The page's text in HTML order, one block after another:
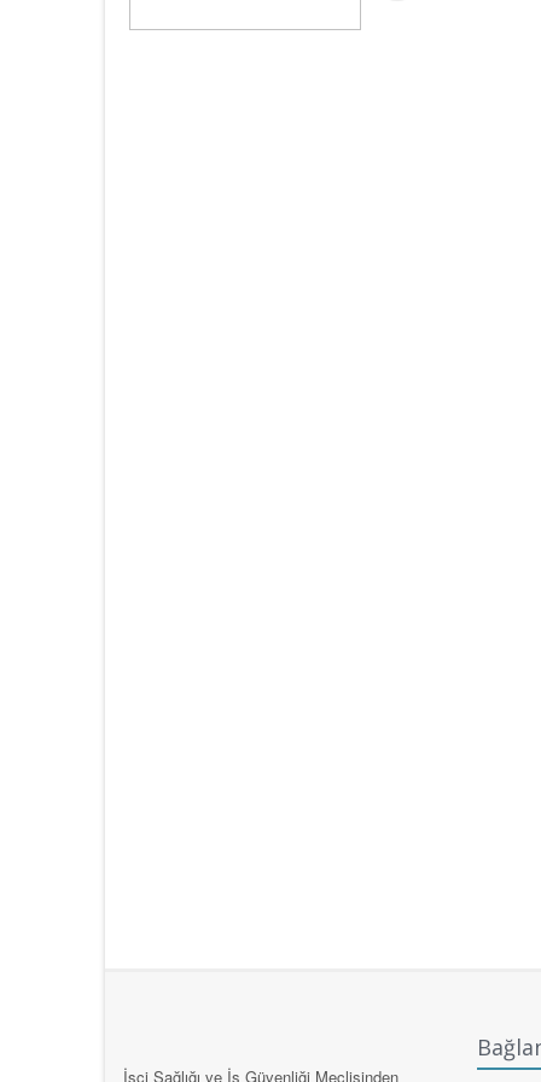
İşçi Sağlığı ve İş Güvenliği Meclisinden